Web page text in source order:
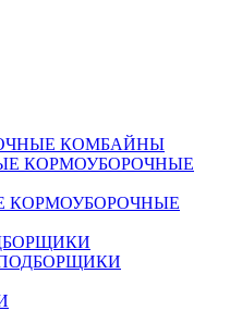
КОМБАЙНЫ
КОРМОУБОРОЧНЫЕ
КОРМОУБОРОЧНЫЕ